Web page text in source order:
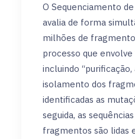
O Sequenciamento
avalia de forma
milhões de
processo que envolve
incluindo
isolamento dos
identificadas as
seguida, as
fragmentos são lidas